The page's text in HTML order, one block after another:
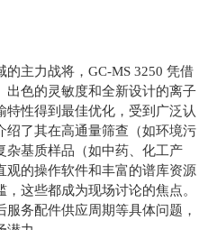
主力战将，GC-MS 3250 凭借
出色的灵敏度和全新设计的离子
性得到最佳优化，受到广泛认
绍了其在高通量筛查（如环境污
杂基质样品（如中药、化工产
观的操作软件和丰富的谱库资源
这些都成为现场讨论的焦点。
务配件供应周期等具体问题，